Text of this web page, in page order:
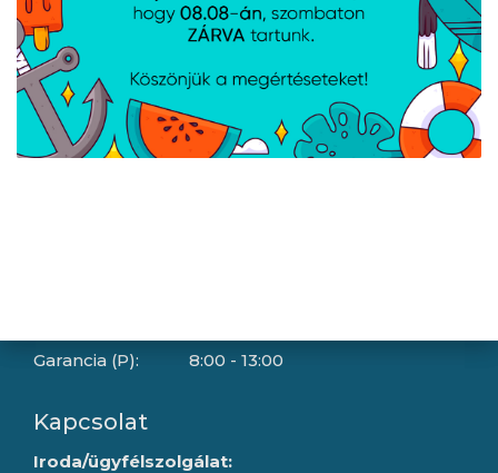
Hallásvédelmi tájékoztató
Süti (cookie) tájékoztató
Házhozszállítási lehetőségek
Céginformáció
Garancia (P):
8:00 - 13:00
Kapcsolat
Iroda/ügyfélszolgálat: